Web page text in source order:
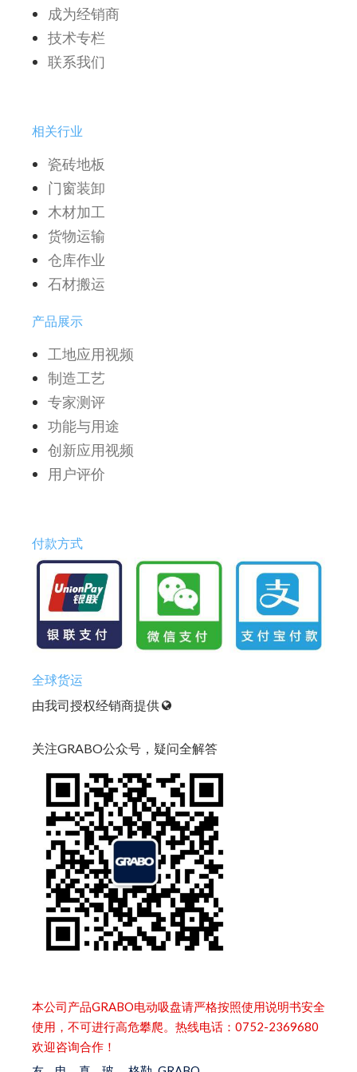
成为经销商
技术专栏
联系我们
相关行业
瓷砖地板
门窗装卸
木材加工
货物运输
仓库作业
石材搬运
产品展示
工地应用视频
制造工艺
专家测评
功能与用途
创新应用视频
用户评价
付款方式
全球货运
由我司授权经销商提供
关注GRABO公众号，疑问全解答
本公司产品GRABO电动吸盘请严格按照使用说明书安全
使用，不可进行高危攀爬。热线电话：0752-2369680
欢迎咨询合作！